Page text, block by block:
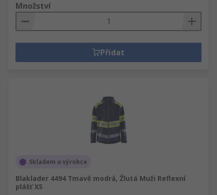
Množství
Přidat
Skladem u výrobce
Blaklader 4494 Tmavě modrá, Žlutá Muži Reflexní
plášť XS